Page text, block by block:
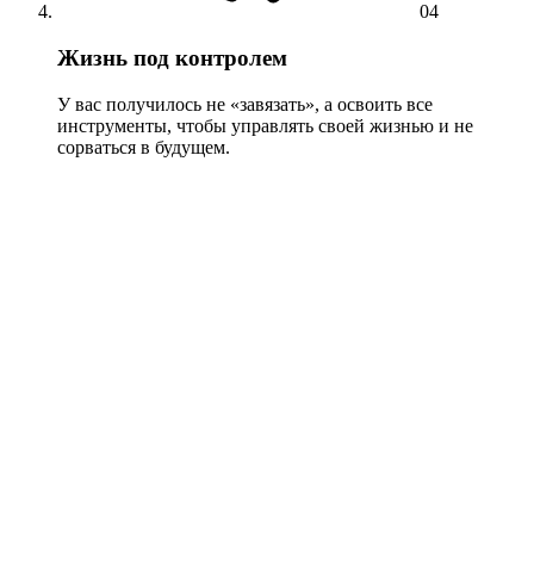
04
Жизнь под контролем
У вас получилось не «завязать», а освоить все
инструменты, чтобы управлять своей жизнью и не
сорваться в будущем.